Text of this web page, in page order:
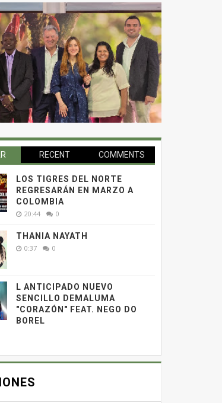
RECENT COMMENTS
LOS TIGRES DEL NORTE
REGRESARÁN EN MARZO A
COLOMBIA
20:44 0
THANIA NAYATH
0:37 0
L ANTICIPADO NUEVO
SENCILLO DEMALUMA
"CORAZÓN" FEAT. NEGO DO
BOREL